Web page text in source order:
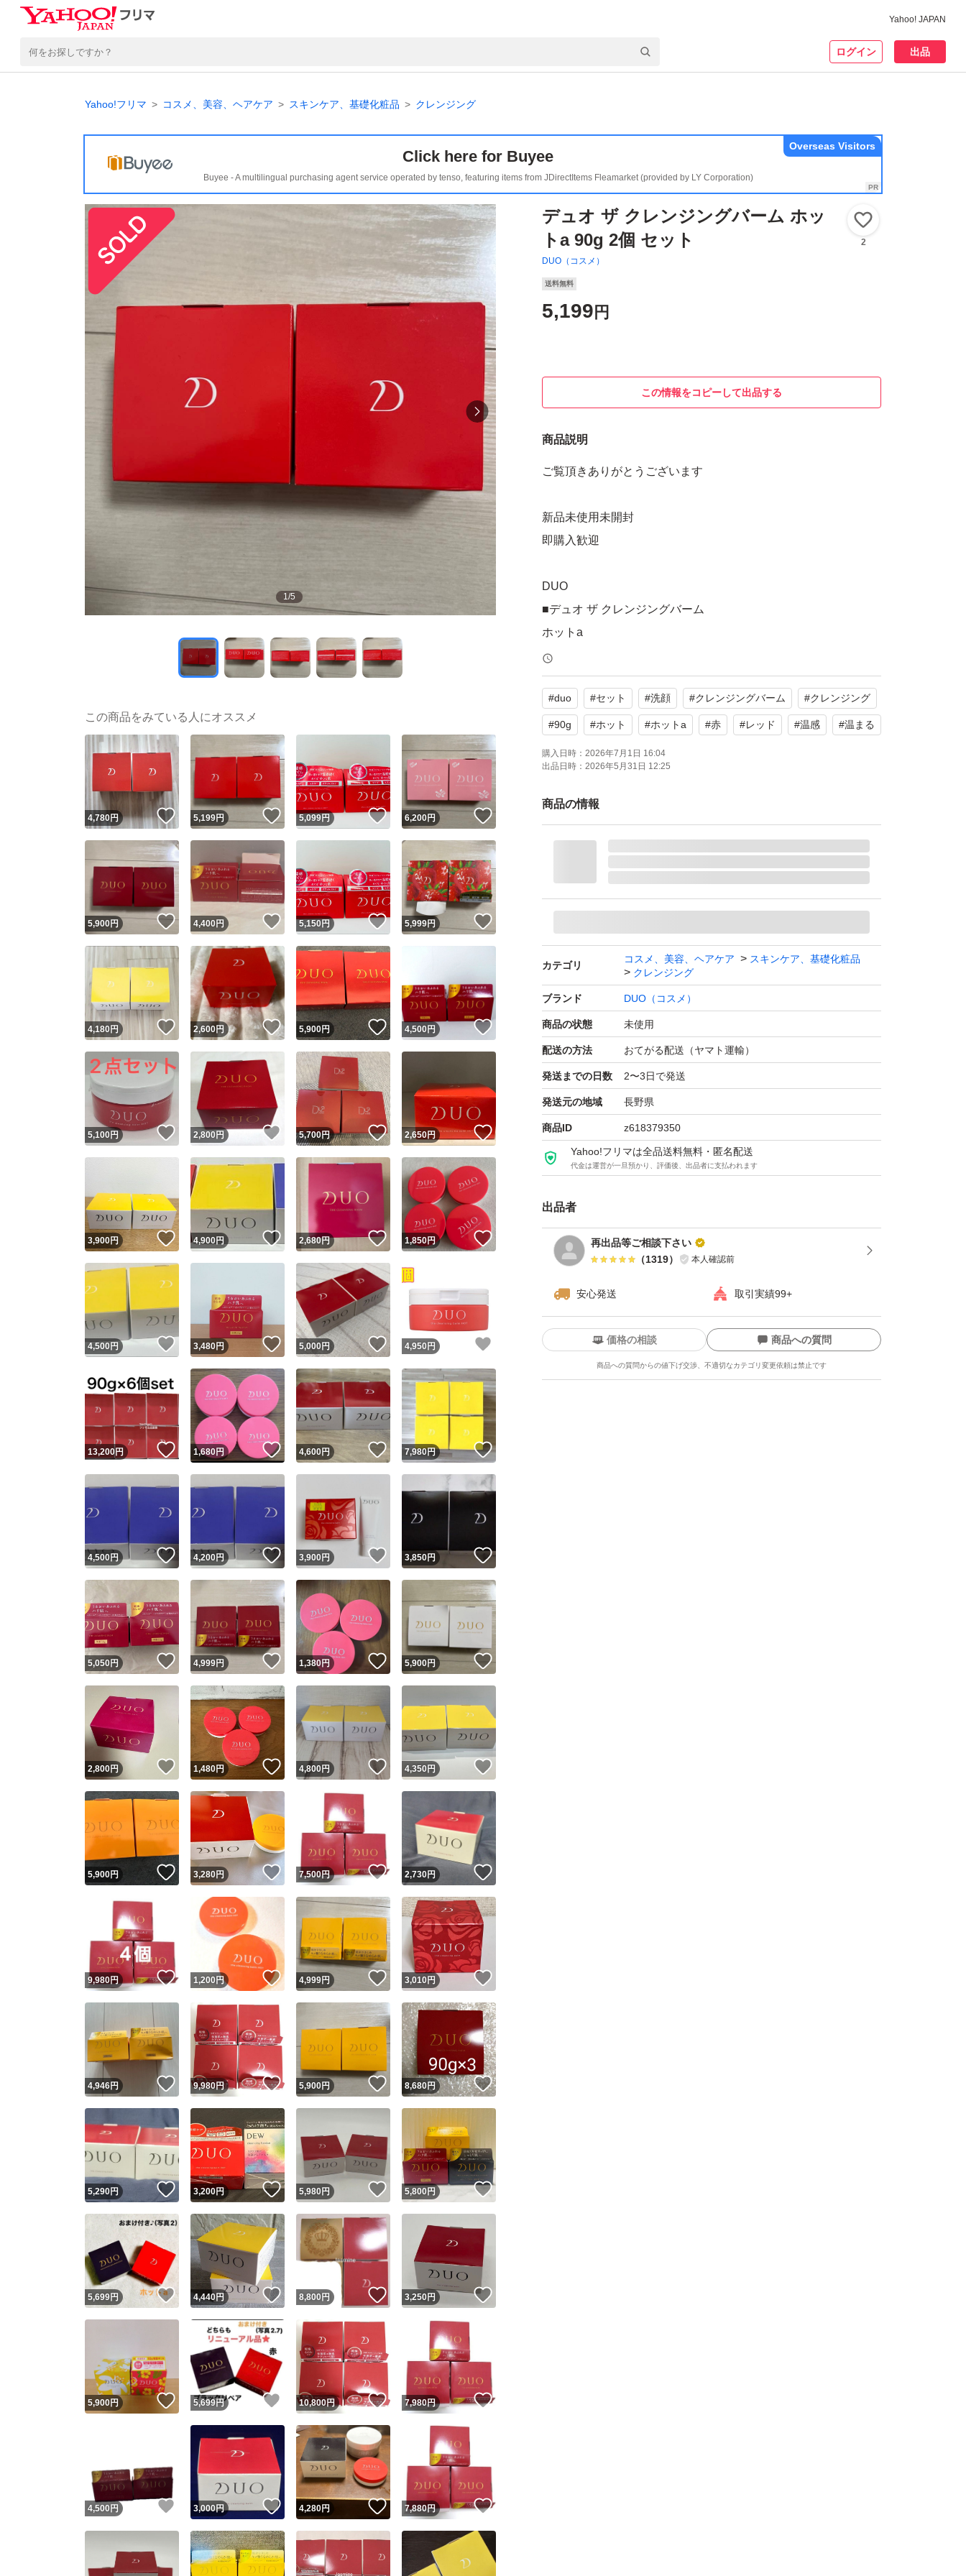
Yahoo! JAPAN
ログイン 出品
Yahoo!フリマ コスメ、美容、ヘアケア スキンケア、基礎化粧品 クレンジング
Click here for Buyee
Buyee - A multilingual purchasing agent service operated by tenso, featuring items from JDirectItems Fleamarket (provided by LY Corporation)
Overseas Visitors
1/5
デュオ ザ クレンジングバーム ホッ
トa 90g 2個 セット
DUO（コスメ）
2
送料無料
5,199 円
この情報をコピーして出品する
商品説明
ご覧頂きありがとうございます
新品未使用未開封
即購入歓迎
DUO
■デュオ ザ クレンジングバーム
ホットa
クレンジング 90g
温感&吸着成分で毛穴ケア。
明るいジューシー肌へ
とろける温感クレンジング
2個
気にならない方のみご購入下さい。
(梱包材はリサイクルした物を使用する場合がございます。)
※他でも出品させて頂いておりますので、タイミングによっては
品切れになる場合がございます。
ご了承ください。
DUO デュオ ザ クレンジングバーム ホットa 90g 洗顔 角質ケア マ
ッサージ 温感トリートメント
ブランド：ー
デュオ ザ クレンジングバーム ホット 90g
ブランド：DUO（コスメ）
#duo #セット #洗顔 #クレンジングバーム #クレンジング
#90g #ホット #ホットa #赤 #レッド #温感 #温まる
購入日時： 2026年7月1日 16:04
出品日時： 2026年5月31日 12:25
商品の情報
カテゴリ
コスメ、美容、ヘアケア
スキンケア、基礎化粧品
クレンジング
ブランド DUO（コスメ）
商品の状態 未使用
配送の方法 おてがる配送（ヤマト運輸）
発送までの日数 2〜3日で発送
発送元の地域 長野県
商品ID z618379350
Yahoo!フリマは全品送料無料・匿名配送
代金は運営が一旦預かり、評価後、出品者に支払われます
出品者
再出品等ご相談下さい
（1319） 本人確認前
安心発送 取引実績99+
ユーザーの実績について
Yahoo!フリマが定めた一定の基準を満たしたユーザーにバッジを付与しています
安心取引出品者
取引実績
取引実績◯+ このユーザーはYahoo!フリマの取引を完了させた実績があります
他フリマ実績◯+ このユーザーは他フリマサービスでの取引実績があります
スピード&安心発送
※このバッジは実績に基づく表示であり、発送を保証しているものではありません
スピード＆安心発送
このユーザーは高頻度で24時間以内＆設定した発送日数内に発送してい
ます
スピード発送 このユーザーは高頻度で24時間以内に発送しています
安心発送 このユーザーは設定した発送日数内に発送しています
価格の相談 商品への質問
商品への質問からの値下げ交渉、不適切なカテゴリ変更依頼は禁止です
この商品の情報をコピーします
商品画像の無断転載は禁止されています
コピーは
出品ページへ
この商品をみている人にオススメ
4,780円 いいね！
5,199円 いいね！
5,099円 いいね！
6,200円 いいね！
5,900円 いいね！
4,400円 いいね！
5,150円 いいね！
5,999円
4,180円 いいね！
2,600円 いいね！
5,900円 いいね！
4,500円
5,100円 いいね！
2,800 円 いいね！
5,700円 いいね！
2,650円 いいね！
3,900円 いいね！
4,900円 いいね！
2,680円 いいね！
1,850円
4,500円 いいね！
3,480円 いいね！
5,000円 いいね！
4,950 円
13,200円 いいね！
1,680円 いいね！
4,600円 いいね！
7,980円 いいね！
4,500円 いいね！
4,200円 いいね！
3,900円 いいね！
3,850円 いいね！
5,050円 いいね！
4,999円 いいね！
1,380円 いいね！
5,900円 いいね！
2,800円 いいね！
1,480円 いいね！
4,800円 いいね！
4,350円
5,900円 いいね！
3,280円 いいね！
7,500円 いいね！
2,730円
9,980円 いいね！
1,200円 いいね！
4,999円 いいね！
3,010円
4,946円 いいね！
9,980円 いいね！
5,900円 いいね！
8,680円 いいね！
5,290円 いいね！
3,200円 いいね！
5,980円 いいね！
5,800円 いいね！
5,699円 いいね！
4,440円 いいね！
8,800 円 いいね！
3,250円
5,900円 いいね！
5,699円 いいね！
10,800円 いいね！
7,980円 いいね！
4,500 円 いいね！
3,000円 いいね！
4,280円 いいね！
7,880円 いいね！